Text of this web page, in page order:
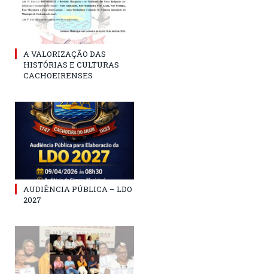
A VALORIZAÇÃO DAS
HISTÓRIAS E CULTURAS
CACHOEIRENSES
AUDIÊNCIA PÚBLICA – LDO
2027